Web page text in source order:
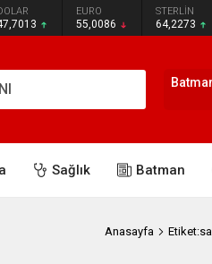
EURO
55,0086
STERLİN
64,2273
Sağlık Batman
Anasayfa